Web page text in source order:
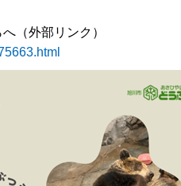
（外部リンク）